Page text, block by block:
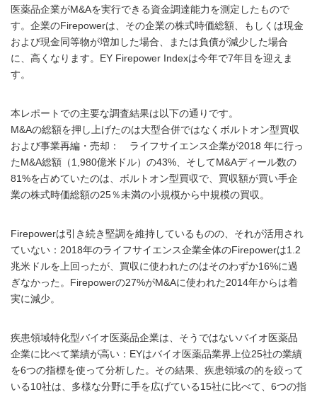
医薬品企業がM&Aを実行できる資金調達能力を測定したもので
す。企業のFirepowerは、その企業の株式時価総額、もしくは現金
および現金同等物が増加した場合、または負債が減少した場合
に、高くなります。EY Firepower Indexは今年で7年目を迎えま
す。
本レポートでの主要な調査結果は以下の通りです。
M&Aの総額を押し上げたのは大型合併ではなくボルトオン型買収
および事業再編・売却： ライフサイエンス企業が2018 年に行っ
たM&A総額（1,980億米ドル）の43%、そしてM&Aディール数の
81%を占めていたのは、ボルトオン型買収で、買収額が買い手企
業の株式時価総額の25％未満の小規模から中規模の買収。
Firepowerは引き続き堅調を維持しているものの、それが活用され
ていない：2018年のライフサイエンス企業全体のFirepowerは1.2
兆米ドルを上回ったが、買収に使われたのはそのわずか16%に過
ぎなかった。Firepowerの27%がM&Aに使われた2014年からは着
実に減少。
疾患領域特化型バイオ医薬品企業は、そうではないバイオ医薬品
企業に比べて業績が高い：EYはバイオ医薬品業界上位25社の業績
を6つの指標を使って分析した。その結果、疾患領域の的を絞って
いる10社は、多様な分野に手を広げている15社に比べて、6つの指